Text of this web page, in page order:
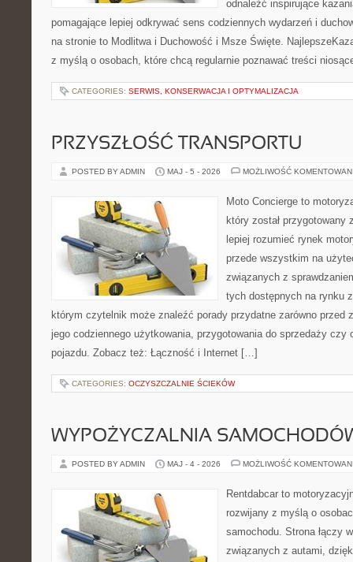
odnaleźć inspirujące
pomagające lepiej odkrywać sens codziennych wydarzeń i
na stronie to Modlitwa i Duchowość i Msze Święte.
z myślą o osobach, które chcą regularnie poznawać treści
CATEGORIES: SERWIS, KONSERWACJA I OPTYMALIZACJA
PRZYSZŁOŚĆ TRANSPORTU
POSTED BY ADMIN MAJ - 5 - 2026 MOŻLIWOŚĆ
Moto Concierge to
który został
lepiej rozumieć rynek
przede wszystkim na
związanych z
tych dostępnych na rynku
którym czytelnik może znaleźć porady przydatne zarówno przed
jego codziennego użytkowania, przygotowania do sprzedaży czy
pojazdu. Zobacz też: Łączność i Internet […]
CATEGORIES: OCZYSZCZALNIE ŚCIEKÓW
WYPOŻYCZALNIA
POSTED BY ADMIN MAJ - 4 - 2026 MOŻLIWOŚĆ
Rentdabcar to
rozwijany z myślą o
samochodu. Strona łączy
związanych z autami,